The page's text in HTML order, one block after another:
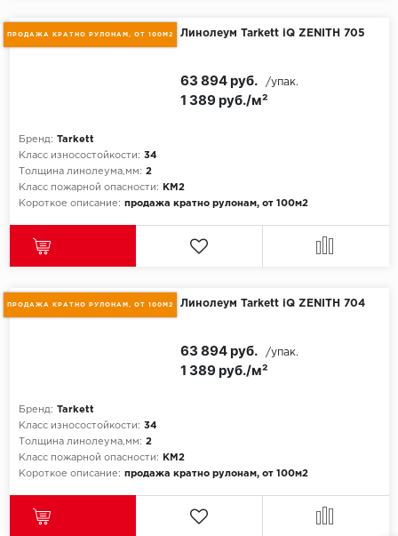
SPC Alta Step
SPC Betta
SPC Promo
ПРОДАЖА КРАТНО РУЛОНАМ, ОТ 100М2 Линолеум Tarkett iQ ZENITH 705
Бренд: Tarkett
Класс износостойкости: 34
Толщина линолеума,мм: 2
Класс пожарной опасности:
КМ2
Короткое описание: продажа кратно рулонам, от 100м2
1 389 руб./м²
63 894 руб. /упак.
ПРОДАЖА КРАТНО РУЛОНАМ, ОТ 100М2 Линолеум Tarkett iQ ZENITH 704
Бренд: Tarkett
Класс износостойкости: 34
Толщина линолеума,мм: 2
Класс пожарной опасности:
КМ2
Короткое описание: продажа кратно рулонам, от 100м2
1 389 руб./м²
63 894 руб. /упак.